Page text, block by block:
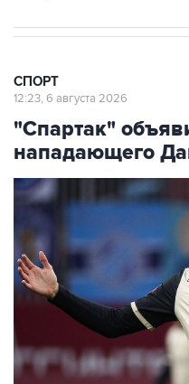
СПОРТ
12:23, 6 августа 2026
"Спартак"
нападающего